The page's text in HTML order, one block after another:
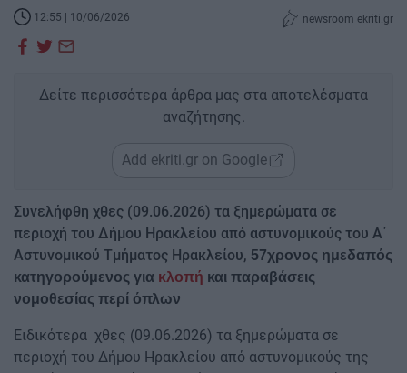
12:55 | 10/06/2026 newsroom ekriti.gr
Δείτε περισσότερα άρθρα μας στα αποτελέσματα
αναζήτησης.
Add ekriti.gr on Google
Συνελήφθη χθες (09.06.2026) τα ξημερώματα σε
περιοχή του Δήμου Ηρακλείου από αστυνομικούς του Α΄
Αστυνομικού Τμήματος Ηρακλείου, 57χρονος ημεδαπός
κατηγορούμενος για κλοπή και παραβάσεις
νομοθεσίας περί όπλων
Ειδικότερα χθες (09.06.2026) τα ξημερώματα σε
περιοχή του Δήμου Ηρακλείου από αστυνομικούς της